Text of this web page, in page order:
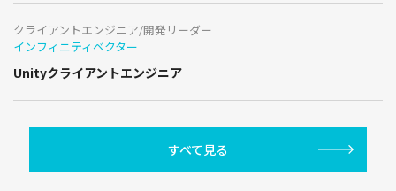
クライアントエンジニア/開発リーダー
インフィニティベクター
Unityクライアントエンジニア
すべて見る